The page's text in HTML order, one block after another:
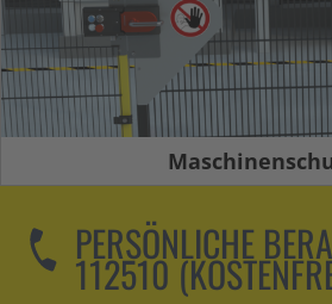
PERSÖNLICHE
112510